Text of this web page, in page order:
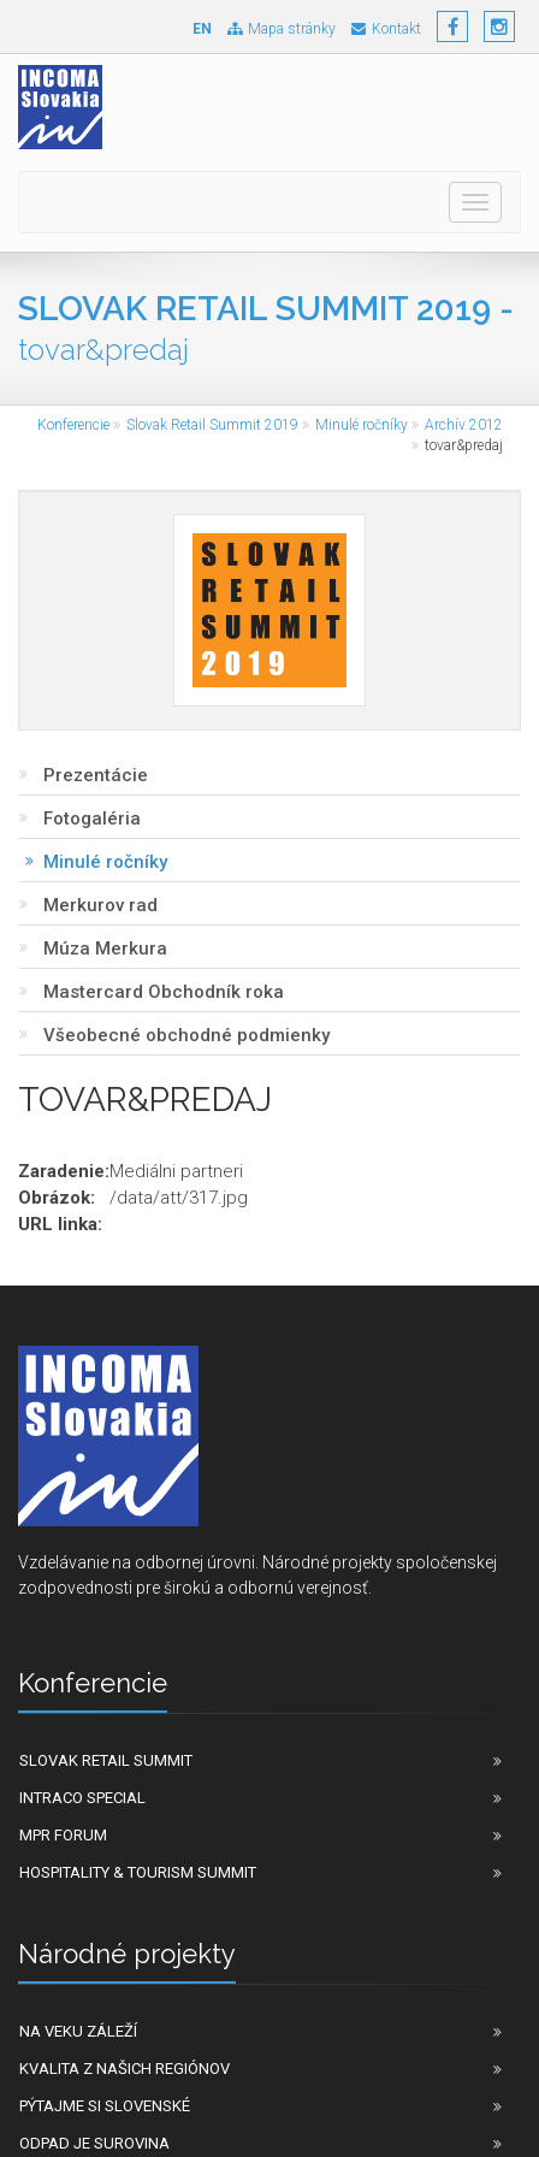
EN Mapa stránky Kontakt
Toggle
SLOVAK RETAIL SUMMIT 2019 -
tovar&predaj
Konferencie Slovak Retail Summit 2019 Minulé ročníky
Archív 2012
tovar&predaj
Prezentácie
Fotogaléria
Minulé ročníky
Merkurov rad
Múza Merkura
Mastercard Obchodník roka
Všeobecné obchodné podmienky
TOVAR&PREDAJ
Zaradenie:Mediálni partneri
Obrázok:
/data/att/317.jpg
URL linka:
Vzdelávanie na odbornej úrovni. Národné projekty spoločenskej
zodpovednosti pre širokú a odbornú verejnosť.
Konferencie
SLOVAK RETAIL SUMMIT
INTRACO SPECIAL
MPR FORUM
HOSPITALITY & TOURISM SUMMIT
Národné projekty
NA VEKU ZÁLEŽÍ
KVALITA Z NAŠICH REGIÓNOV
PÝTAJME SI SLOVENSKÉ
ODPAD JE SUROVINA